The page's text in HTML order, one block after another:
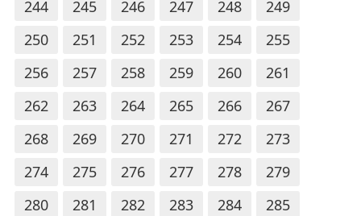
244
245 246 247 248
249
250
251 252 253 254
255
256
257 258 259 260
261
262
263 264 265 266
267
268
269 270 271 272
273
274
275 276 277 278
279
280
281 282 283 284
285